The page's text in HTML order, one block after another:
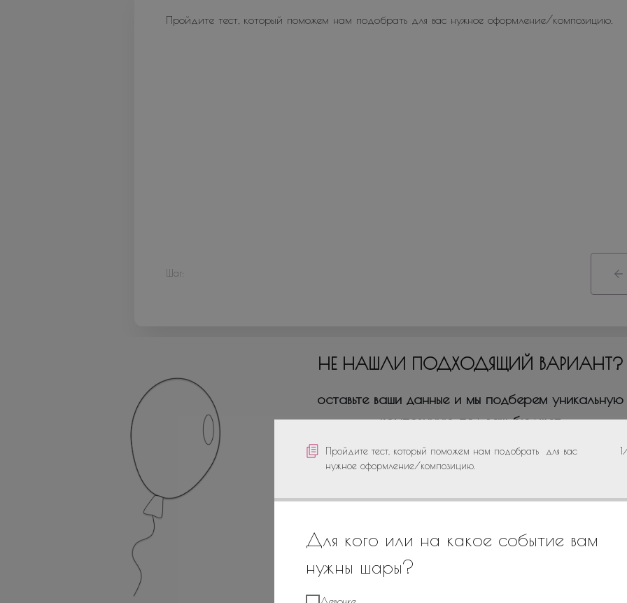
Пройдите тест, который поможем нам подобрать для вас
нужное оформление/композицию.
Для кого или на какое событие вам
нужны шары?
Пройдите тест, который поможем нам подобрать для вас нужное оформление/композицию.
Шаг:
+7
НЕ НАШЛИ ПОДХОДЯЩИЙ ВАРИАНТ?
оставьте ваши данные и мы подберем уникальную
композицию под ваш бюджет